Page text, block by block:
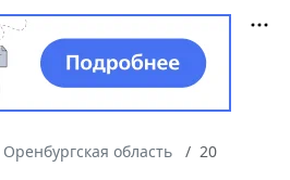
Оренбургская область
20